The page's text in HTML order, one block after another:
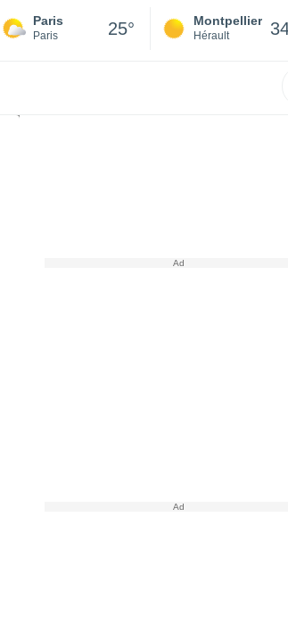
Paris
Paris 25° Montpellier
Hérault